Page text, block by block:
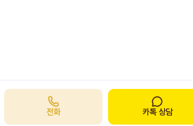
전화 카톡 상담